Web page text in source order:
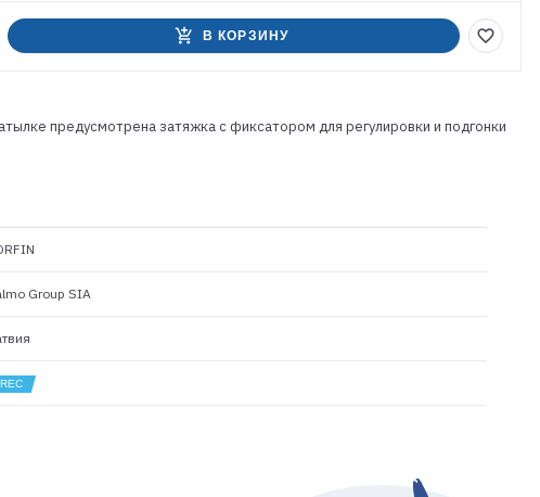
add_shopping_cart В КОРЗИНУ favorite_border
предусмотрена затяжка с фиксатором для регулировки и подгонки
Group SIA